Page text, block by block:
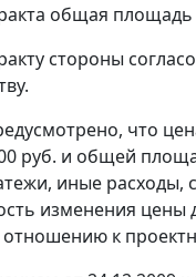
общая площадь
стороны
что
руб. и общей
иные расходы,
изменения
отношению к